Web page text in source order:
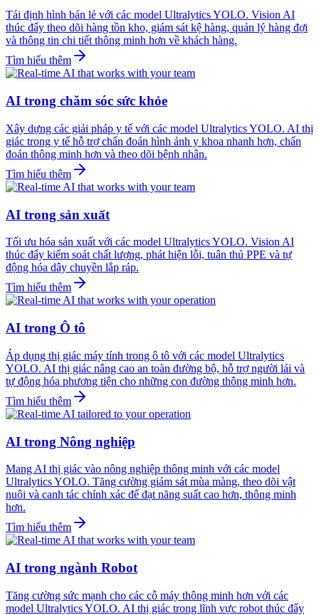
Tái định hình bán lẻ với các model Ultralytics YOLO. Vision AI
thúc đẩy theo dõi hàng tồn kho, giám sát kệ hàng, quản lý hàng đợi
và thông tin chi tiết thông minh hơn về khách hàng.
Tìm hiểu thêm
AI trong chăm sóc sức khỏe
Xây dựng các giải pháp y tế với các model Ultralytics YOLO. AI thị
giác trong y tế hỗ trợ chẩn đoán hình ảnh y khoa nhanh hơn, chẩn
đoán thông minh hơn và theo dõi bệnh nhân.
Tìm hiểu thêm
AI trong sản xuất
Tối ưu hóa sản xuất với các model Ultralytics YOLO. Vision AI
thúc đẩy kiểm soát chất lượng, phát hiện lỗi, tuân thủ PPE và tự
động hóa dây chuyền lắp ráp.
Tìm hiểu thêm
AI trong Ô tô
Áp dụng thị giác máy tính trong ô tô với các model Ultralytics
YOLO. AI thị giác nâng cao an toàn đường bộ, hỗ trợ người lái và
tự động hóa phương tiện cho những con đường thông minh hơn.
Tìm hiểu thêm
AI trong Nông nghiệp
Mang AI thị giác vào nông nghiệp thông minh với các model
Ultralytics YOLO. Tăng cường giám sát mùa màng, theo dõi vật
nuôi và canh tác chính xác để đạt năng suất cao hơn, thông minh
hơn.
Tìm hiểu thêm
AI trong ngành Robot
Tăng cường sức mạnh cho các cỗ máy thông minh hơn với các
model Ultralytics YOLO. AI thị giác trong lĩnh vực robot thúc đẩy